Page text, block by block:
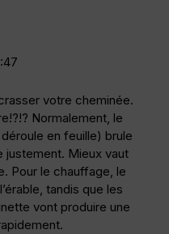
votre cheminée.
Normalement, le
en feuille) brule
justement. Mieux vaut
Pour le chauffage, le
tandis que les
vont produire une